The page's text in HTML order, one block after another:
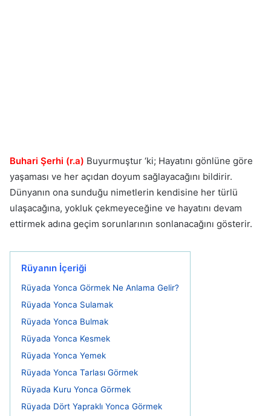
Buhari Şerhi (r.a) Buyurmuştur ‘ki; Hayatını gönlüne göre
yaşaması ve her açıdan doyum sağlayacağını bildirir.
Dünyanın ona sunduğu nimetlerin kendisine her türlü
ulaşacağına, yokluk çekmeyeceğine ve hayatını devam
ettirmek adına geçim sorunlarının sonlanacağını gösterir.
Rüyanın İçeriği
Rüyada Yonca Görmek Ne Anlama Gelir?
Rüyada Yonca Sulamak
Rüyada Yonca Bulmak
Rüyada Yonca Kesmek
Rüyada Yonca Yemek
Rüyada Yonca Tarlası Görmek
Rüyada Kuru Yonca Görmek
Rüyada Dört Yapraklı Yonca Görmek